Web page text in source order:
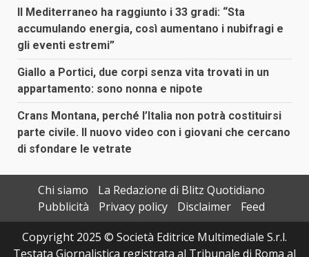
Il Mediterraneo ha raggiunto i 33 gradi: “Sta
accumulando energia, così aumentano i nubifragi e
gli eventi estremi”
Giallo a Portici, due corpi senza vita trovati in un
appartamento: sono nonna e nipote
Crans Montana, perché l’Italia non potrà costituirsi
parte civile. Il nuovo video con i giovani che cercano
di sfondare le vetrate
Chi siamo
La Redazione di Blitz Quotidiano
Pubblicità
Privacy policy Disclaimer
Feed
Copyright 2025 © Società Editrice Multimediale S.r.l.
Testata Giornalistica registrata al Tribunale di Roma al